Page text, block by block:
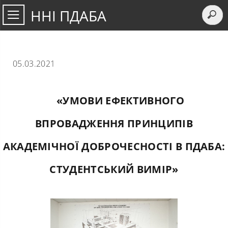
ННІ ПДАБА
05.03.2021
«УМОВИ ЕФЕКТИВНОГО
ВПРОВАДЖЕННЯ ПРИНЦИПІВ
АКАДЕМІЧНОЇ ДОБРОЧЕСНОСТІ В ПДАБА:
СТУДЕНТСЬКИЙ ВИМІР»